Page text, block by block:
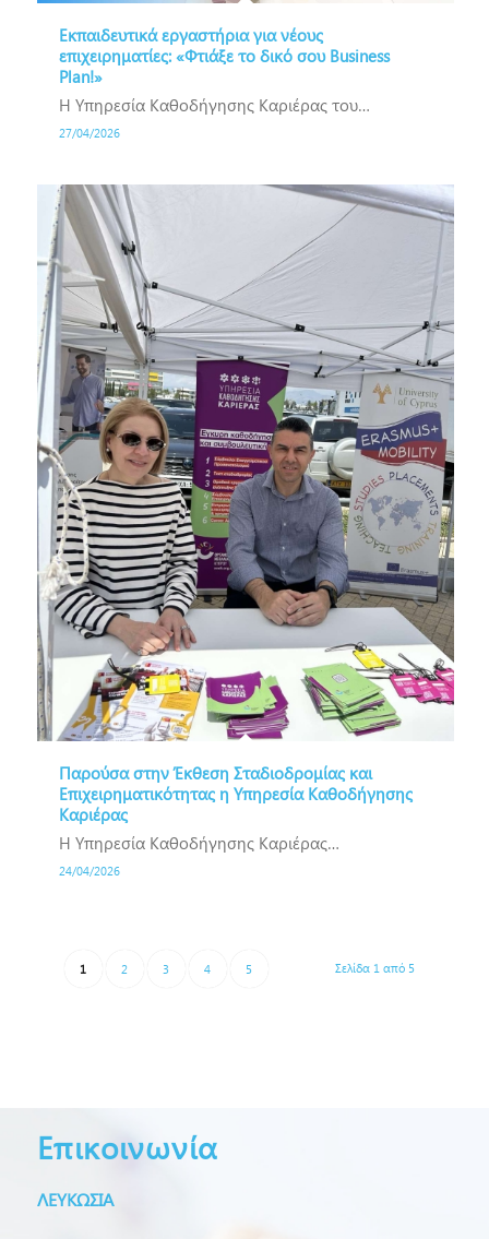
Εκπαιδευτικά εργαστήρια για νέους
επιχειρηματίες: «Φτιάξε το δικό σου Business
Plan!»
Η Υπηρεσία Καθοδήγησης Καριέρας του…
27/04/2026
Παρούσα στην Έκθεση Σταδιοδρομίας και
Επιχειρηματικότητας η Υπηρεσία Καθοδήγησης
Καριέρας
Η Υπηρεσία Καθοδήγησης Καριέρας…
24/04/2026
Σελίδα 1 από 5
1 2 3 4 5
Επικοινωνία
ΛΕΥΚΩΣΙΑ